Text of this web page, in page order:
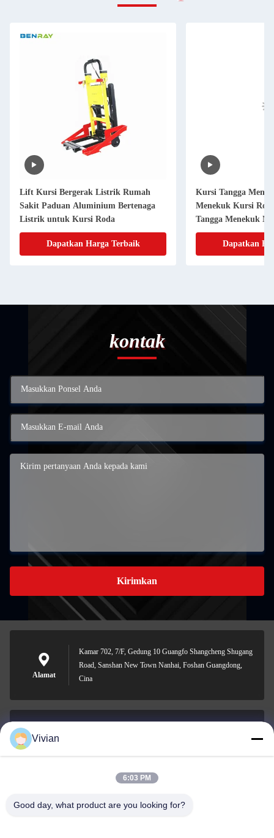
Lift Kursi Bergerak Listrik Rumah
Sakit Paduan Aluminium Bertenaga
Listrik untuk Kursi Roda
Dapatkan Harga Terbaik
Kursi Tangga
Menekuk Kursi
Tangga Menekuk
Dapatkan
kontak
Kirimkan
Alamat
Kamar 702, 7/F, Gedung 10 Guangfo Shangcheng Shugang
Road, Sanshan New Town Nanhai, Foshan Guangdong,
Cina
0086-158-1879-0524
Vivian
6:03 PM
Good day, what product are you looking for?